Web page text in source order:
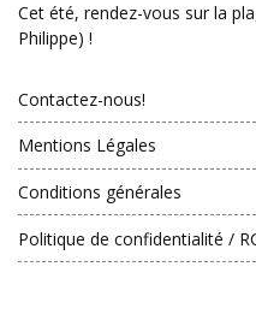
Cet été, rendez-vous sur la
Philippe) !
Contactez-nous!
Mentions Légales
Conditions générales
Politique de confidentialité /